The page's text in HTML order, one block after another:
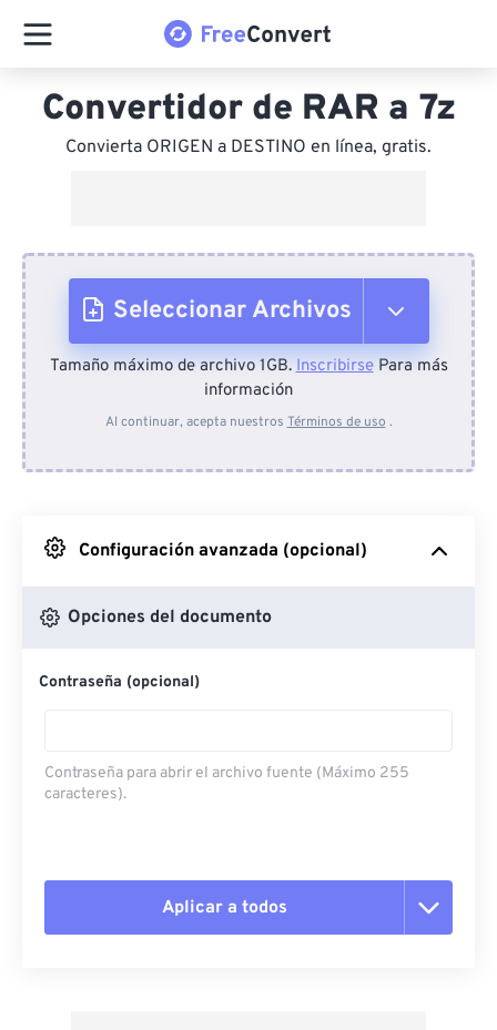
Convertidor de RAR a 7z
Convierta ORIGEN a DESTINO en línea, gratis.
Seleccionar Archivos
Desde el dispositivo
Desde Google Drive
Desde OneDrive
Desde URL
Tamaño máximo de archivo 1GB.InscribirsePara más
información
Al continuar, acepta nuestros Términos de uso .
Configuración avanzada (opcional)
Opciones del documento
Contraseña (opcional)
Contraseña para abrir el archivo fuente (Máximo 255
caracteres).
Aplicar a todos